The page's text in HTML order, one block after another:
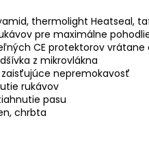
thermolight Heatseal,
pre maximálne
CE protektorov
z mikrovlákna
nepremokavosť
rukávov
pasu
chrbta